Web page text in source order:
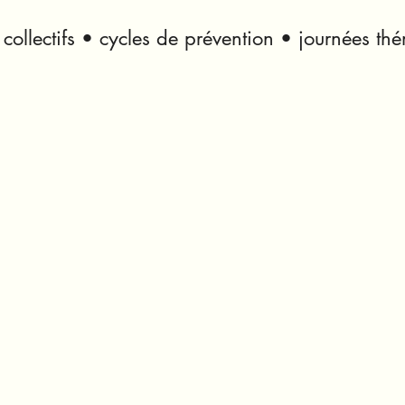
• cycles de prévention • journées